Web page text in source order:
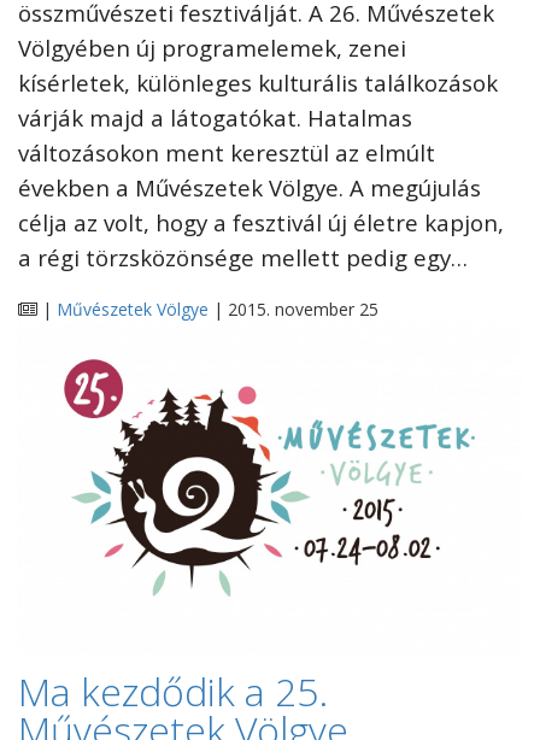
összművészeti fesztiválját. A 26. Művészetek
Völgyében új programelemek, zenei
kísérletek, különleges kulturális találkozások
várják majd a látogatókat. Hatalmas
változásokon ment keresztül az elmúlt
években a Művészetek Völgye. A megújulás
célja az volt, hogy a fesztivál új életre kapjon,
a régi törzsközönsége mellett pedig egy…
| Művészetek Völgye | 2015. november 25
Ma kezdődik a 25.